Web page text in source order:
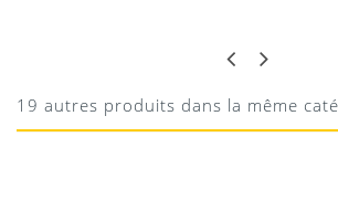
AVEC UNE TABLE DE MIXAGE
Table ludique pratique simple et efficace
Mackie rapport qualité top live, (equa et
19 autres produits dans la même